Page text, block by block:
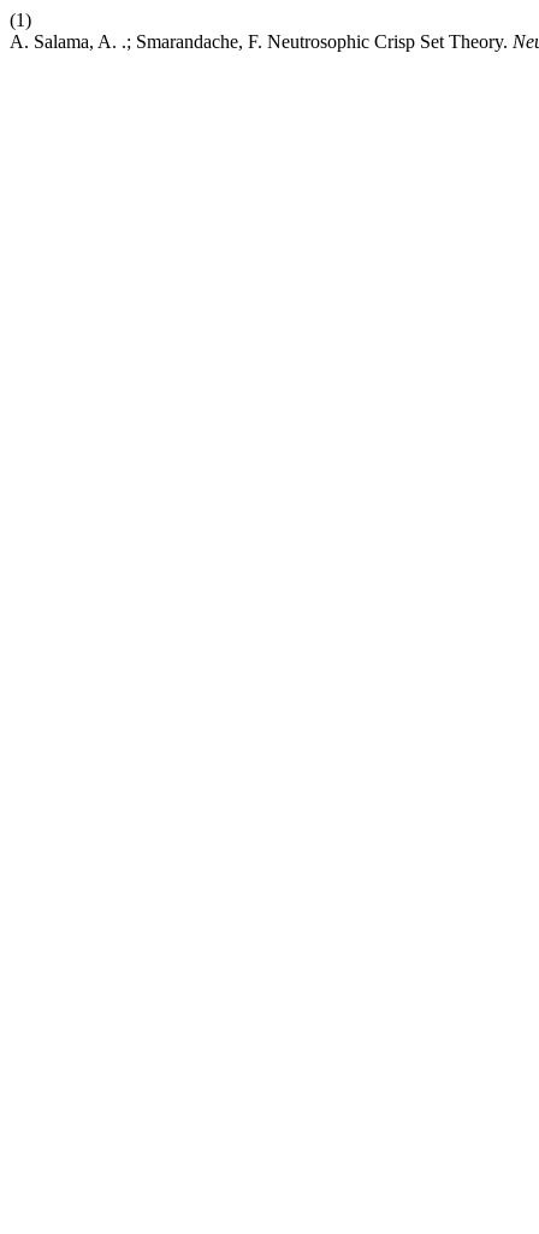
(1)
A. Salama, A. .; Smarandache, F. Neutrosophic Crisp Set Theory.